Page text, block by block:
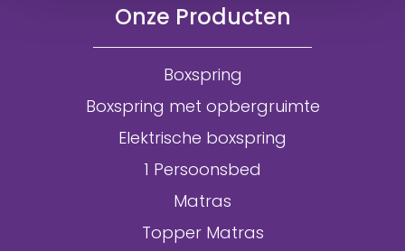
Onze Producten
Boxspring
Boxspring met opbergruimte
Elektrische boxspring
1 Persoonsbed
Matras
Topper Matras